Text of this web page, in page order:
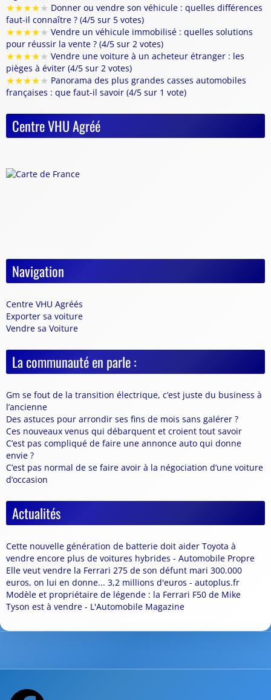
★★★★★ Donner ou vendre son véhicule : quelles différences
faut-il connaître ? (4/5 sur 5 votes)
★★★★★ Vendre un véhicule immobilisé : quelles solutions
pour réussir la vente ? (4/5 sur 2 votes)
★★★★★ Vendre une voiture à un acheteur étranger : les
pièges à éviter (4/5 sur 2 votes)
★★★★★ Panorama des plus grandes casses automobiles
françaises : que faut-il savoir (4/5 sur 1 vote)
Centre VHU Agréé
Navigation
Centre VHU Agréés
Exporter sa voiture
Vendre sa Voiture
La communauté en parle :
Gm se fout de la transition électrique, c’est juste du business à
l’ancienne
Des astuces pour arrondir ses fins de mois sans galérer ?
Ces nouveaux venus qui débarquent et croient tout savoir
C’est pas compliqué de faire une annonce auto qui donne
envie ?
C’est pas normal de se faire avoir à la négociation d’une voiture
d’occasion
Actualités
Cette nouvelle génération de batterie doit aider Toyota à
vendre encore plus de voitures hybrides - Automobile Propre
Elle veut vendre la Ferrari 275 de son défunt mari 300.000
euros, on lui en donne... 3,2 millions d'euros - autoplus.fr
Modèle et propriétaire de légende : la Ferrari F50 de Mike
Tyson est à vendre - L'Automobile Magazine